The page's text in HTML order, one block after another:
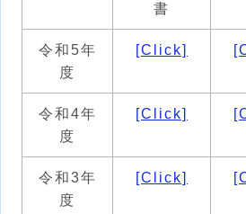
書
令和5年
度
[Click]
令和4年
度
[Click]
令和3年
度
[Click]